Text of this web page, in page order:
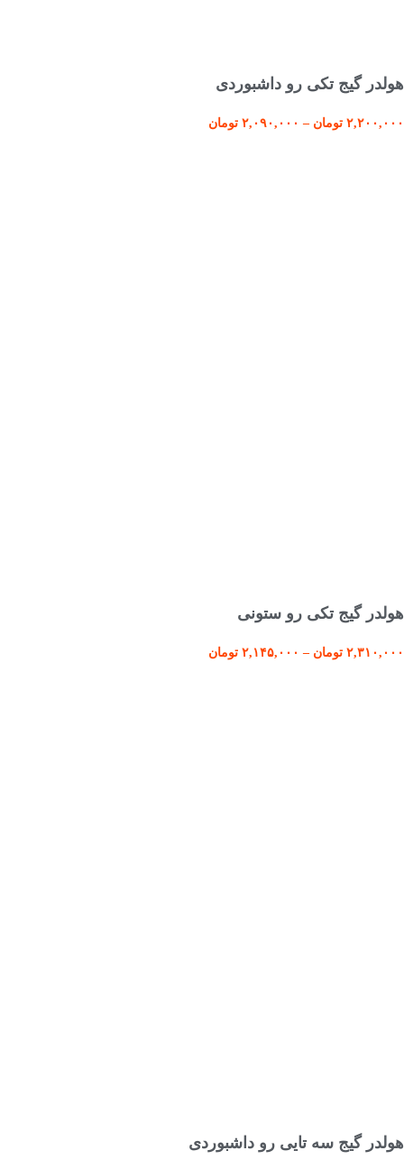
هولدر گیج تکی رو داشبوردی
۲,۲۰۰,۰۰۰ تومان – ۲,۰۹۰,۰۰۰ تومان
هولدر گیج تکی رو ستونی
۲,۳۱۰,۰۰۰ تومان – ۲,۱۴۵,۰۰۰ تومان
هولدر گیج سه تایی رو داشبوردی